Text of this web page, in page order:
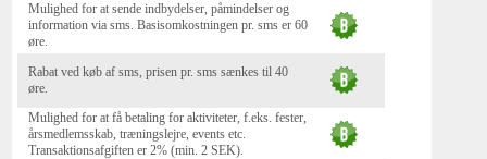
Mulighed for at sende indbydelser, påmindelser og
information via sms. Basisomkostningen pr. sms er 60
øre.
Rabat ved køb af sms, prisen pr. sms sænkes til 40
øre.
Mulighed for at få betaling for aktiviteter, f.eks. fester,
årsmedlemsskab, træningslejre, events etc.
Transaktionsafgiften er 2% (min. 2 SEK).